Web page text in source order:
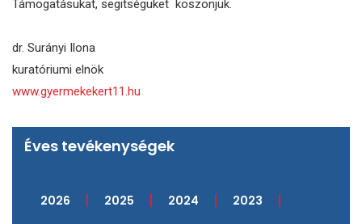
Támogatásukat, segitségüket köszönjük.
dr. Surányi Ilona
kuratóriumi elnök
www.gyermekekert11.hu
Éves tevékenységek
2026 2025 2024 2023